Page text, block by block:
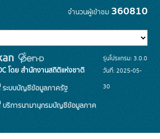
จำนวนผู้เข้าชม 360810
โดย สำนักงานสถิติแห่งชาติ
ระบบบัญชีข้อมูลภาครัฐ
บริการนามานุกรมบัญชีข้อมูลภาค
รุ่นโปรแกรม: 3.0.0
วันที่: 2025-05-
30